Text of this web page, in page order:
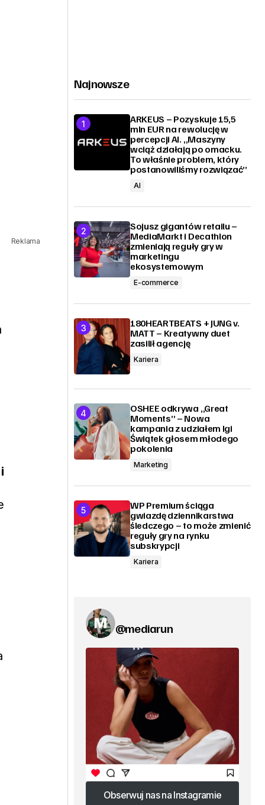
Reklama
Najnowsze
ARKEUS – Pozyskuje 15,5
mln EUR na rewolucję w
percepcji AI. „Maszyny
wciąż działają po omacku.
To właśnie problem, który
postanowiliśmy rozwiązać”
AI
Sojusz gigantów retailu –
MediaMarkt i Decathlon
zmieniają reguły gry w
marketingu
ekosystemowym
E-commerce
180HEARTBEATS + JUNG v.
MATT – Kreatywny duet
zasilił agencję
Kariera
OSHEE odkrywa „Great
Moments” – Nowa
kampania z udziałem Igi
Świątek głosem młodego
pokolenia
Marketing
WP Premium ściąga
gwiazdę dziennikarstwa
śledczego – to może zmienić
reguły gry na rynku
subskrypcji
Kariera
@mediarun
Obserwuj nas na Instagramie